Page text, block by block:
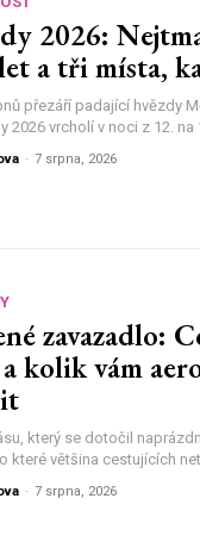
2026:
a tři místa,
přezáří padající hvězdy
2026 vrcholí v noci z 12. na
- 7 srpna, 2026
zavazadlo:
kolik vám
který se dotočil
které většina cestujících
- 7 srpna, 2026